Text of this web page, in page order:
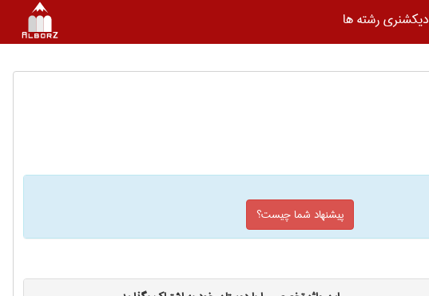
دیکشنری رشته ها
پیشنهاد شما چیست؟